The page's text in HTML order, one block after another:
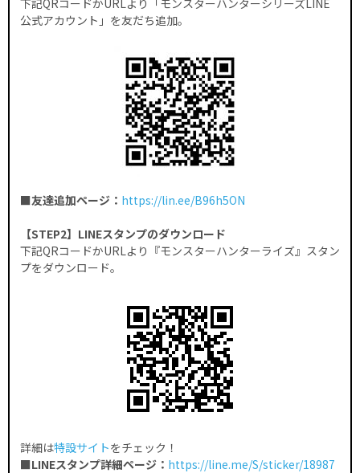
公式アカウント」を友だち追加。
■友達追加ページ： https://lin.ee/B96h5ON
【STEP2】LINEスタンプのダウンロード
下記QRコードかURLより『モンスターハンターライズ』スタン
プをダウンロード。
詳細は特設サイトをチェック！
■LINEスタンプ詳細ページ： https://line.me/S/sticker/18987